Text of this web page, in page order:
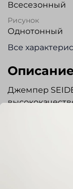
Всесезонный
Рисунок
Однотонный
Все
Джемпер
Округлый
рукавов на
джинсами и
вещь отлично